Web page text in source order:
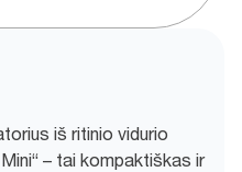
iš ritinio vidurio
– tai kompaktiškas ir